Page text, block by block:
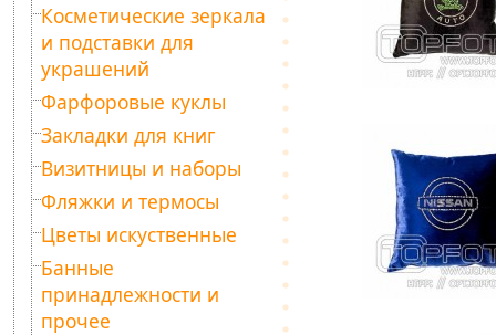
Косметические зеркала
и подставки для
украшений
Фарфоровые куклы
Закладки для книг
Визитницы и наборы
Фляжки и термосы
Цветы искуственные
Банные
принадлежности и
прочее